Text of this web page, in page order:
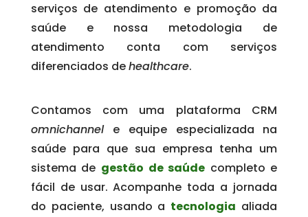
serviços de atendimento e promoção da
saúde e nossa metodologia de
atendimento conta com serviços
diferenciados dehealthcare.
Contamos com uma plataforma CRM
omnichannel e equipe especializada na
saúde para que sua empresa tenha um
sistema de gestão de saúde completo e
fácil de usar. Acompanhe toda a jornada
do paciente, usando a tecnologia aliada